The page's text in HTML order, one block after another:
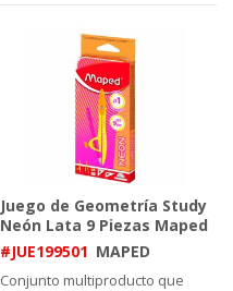
Juego de Geometría Study
Neón Lata 9 Piezas Maped
#JUE199501 MAPED
Conjunto multiproducto que